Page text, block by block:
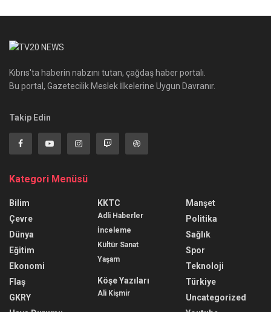
Kıbrıs'ta haberin nabzını tutan, çağdaş haber portalı.
Bu portal, Gazetecilik Meslek İlkelerine Uygun Davranır.
Takip Edin
Kategori Menüsü
Bilim
Çevre
Dünya
Eğitim
Ekonomi
Flaş
GKRY
KKTC
Adli Haberler
İnceleme
Kültür Sanat
Yaşam
Köşe Yazıları
Ali Kişmir
Manşet
Politika
Sağlık
Spor
Teknoloji
Türkiye
Uncategorized